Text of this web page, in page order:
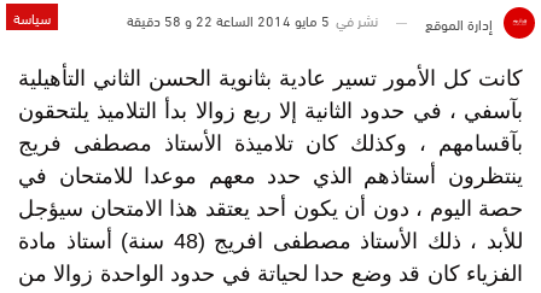
سياسة إدارة الموقع نشر في 5 مايو 2014 الساعة 22 و 58 دقيقة
كانت كل الأمور تسير عادية بثانوية الحسن الثاني التأهيلية
بآسفي ، في حدود الثانية إلا ربع زوالا بدأ التلاميذ يلتحقون
بآقسامهم ، وكذلك كان تلاميذة الأستاذ مصطفى فريج
ينتظرون أستاذهم الذي حدد معهم موعدا للامتحان في
حصة اليوم ، دون أن يكون أحد يعتقد هذا الامتحان سيؤجل
للأبد ، ذلك الأستاذ مصطفى افريج (48 سنة) أستاذ مادة
الفزياء كان قد وضع حدا لحياتة في حدود الواحدة زوالا من